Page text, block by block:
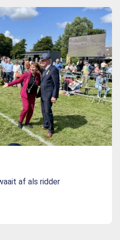
af als ridder